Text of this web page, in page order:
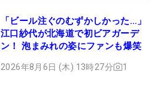
「ビール注ぐのむずかしかった…」
江口紗代が北海道で初ビアガーデ
ン！ 泡まみれの姿にファンも爆笑
2026年8月6日 (木) 13時27分 1